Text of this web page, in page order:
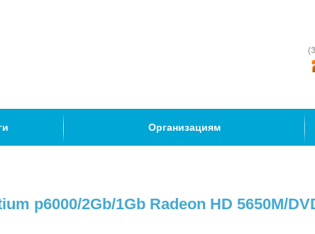
Организациям
p6000/2Gb/1Gb Radeon HD 5650M/